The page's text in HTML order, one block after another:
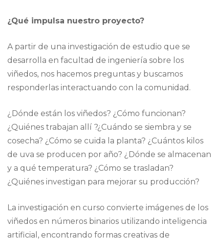
¿Qué impulsa nuestro proyecto?
A partir de una investigación de estudio que se
desarrolla en facultad de ingeniería sobre los
viñedos, nos hacemos preguntas y buscamos
responderlas interactuando con la comunidad.
¿Dónde están los viñedos? ¿Cómo funcionan?
¿Quiénes trabajan allí ?¿Cuándo se siembra y se
cosecha? ¿Cómo se cuida la planta? ¿Cuántos kilos
de uva se producen por año? ¿Dónde se almacenan
y a qué temperatura? ¿Cómo se trasladan?
¿Quiénes investigan para mejorar su producción?
La investigación en curso convierte imágenes de los
viñedos en números binarios utilizando inteligencia
artificial, encontrando formas creativas de